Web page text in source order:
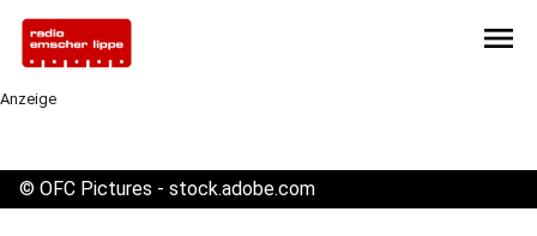
menu
Anzeige
© OFC Pictures - stock.adobe.com